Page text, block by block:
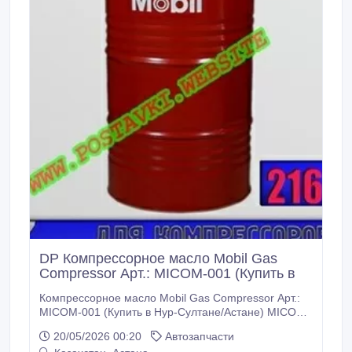
DP Компрессорное масло Mobil Gas
Compressor Арт.: MICOM-001 (Купить в
Компрессорное масло Mobil Gas Compressor Арт.:
MICOM-001 (Купить в Нур-Султане/Астане) MICOM-
синтетическое масло на основе
20/05/2026 00:20
Автозапчасти